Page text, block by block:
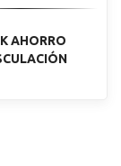
AHORRO